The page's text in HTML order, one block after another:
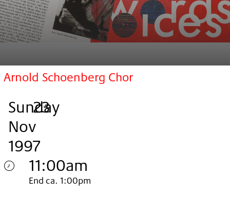
Arnold Schoenberg Chor
Sunday
, 23
.
Nov
1997
.
11:00am
Sunday
End ca. 1:00pm